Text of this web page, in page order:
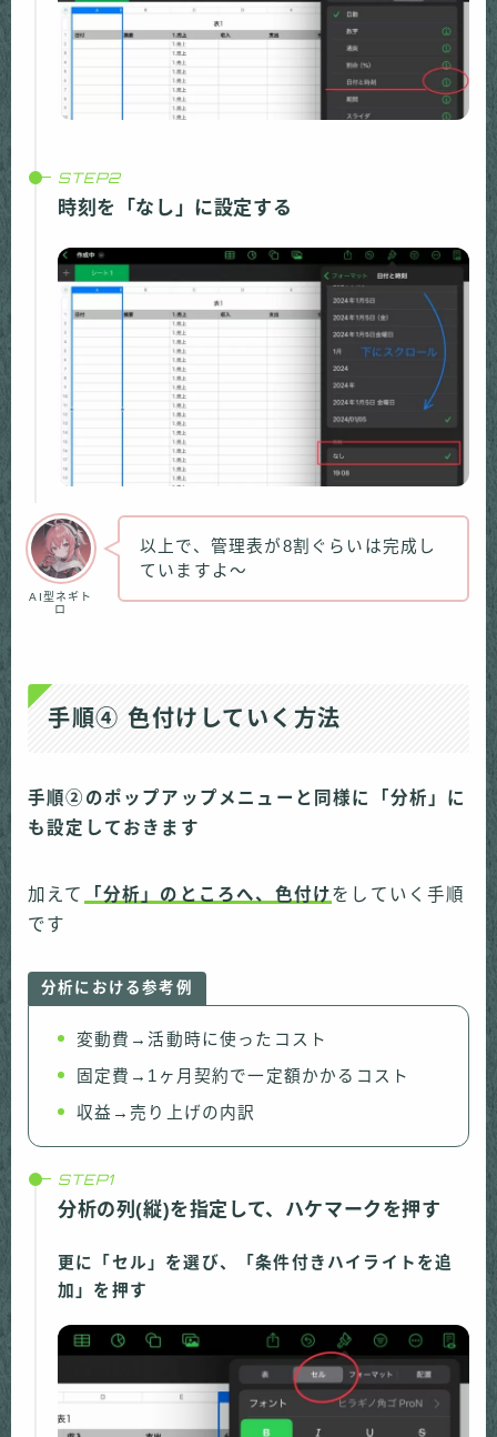
時刻を「なし」に設定する
AI型ネギト
ロ
以上で、管理表が8割ぐらいは完成し
ていますよ〜
手順④ 色付けしていく方法
手順②のポップアップメニューと同様に「分析」に
も設定しておきます
加えて 「分析」のところへ、色付けをしていく手順
です
分析における参考例
変動費→活動時に使ったコスト
固定費→1ヶ月契約で一定額かかるコスト
収益→売り上げの内訳
分析の列(縦)を指定して、ハケマークを押す
更に「セル」を選び、「条件付きハイライトを追
加」を押す